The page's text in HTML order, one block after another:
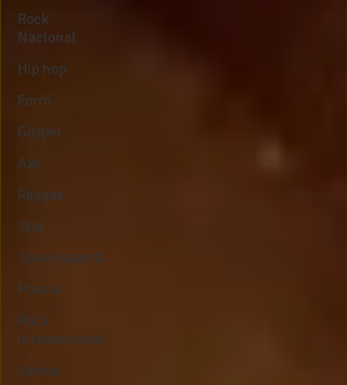
Rock
Nacional
Hip hop
Forró
Gospel
Axé
Reggae
Jazz
Jovem guarda
Poesia
Rock
internacional
Samba